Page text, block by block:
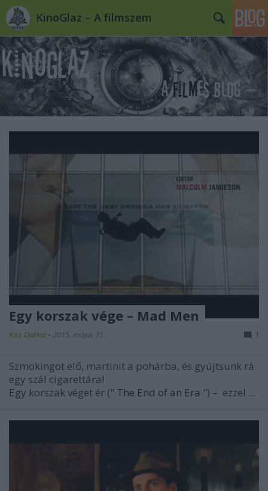
KinoGlaz – A filmszem
Egy korszak vége – Mad Men
Kiss Dalma • 2015. május 31. 1
Szmokingot elő, martinit a pohárba, és gyújtsunk rá
egy szál cigarettára!
Egy korszak véget ér (" The End of an Era ") – ezzel ...